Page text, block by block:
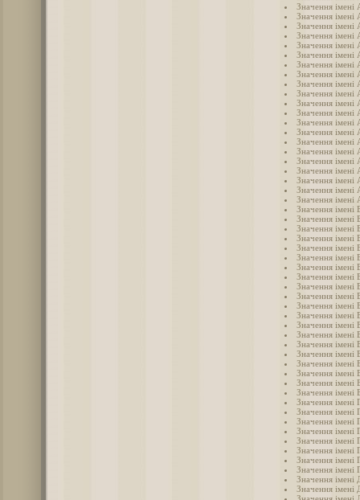
Значення імені
Значення імені
Значення імені
Значення імені
Значення імені
Значення імені
Значення імені
Значення імені
Значення імені
Значення імені
Значення імені
Значення імені
Значення імені
Значення імені
Значення імені
Значення імені
Значення імені
Значення імені
Значення імені
Значення імені
Значення імені
Значення імені
Значення імені
Значення імені
Значення імені
Значення імені
Значення імені
Значення імені
Значення імені
Значення імені
Значення імені
Значення імені
Значення імені
Значення імені
Значення імені
Значення імені
Значення імені
Значення імені
Значення
Значення імені
Значення імені
Значення імені
Значення імені
Значення імені
Значення імені
Значення імені
Значення імені
Значення імені
Значення імені
Значення імені
Значення імені